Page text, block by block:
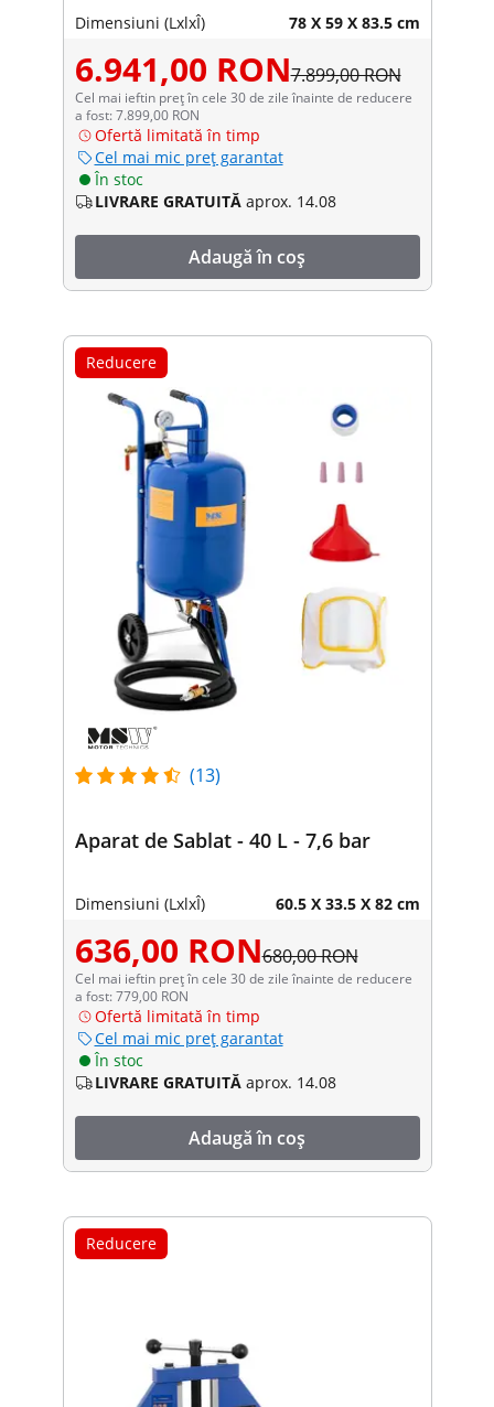
Dimensiuni (LxlxÎ) 78 X 59 X 83.5 cm
6.941,00 RON7.899,00 RON
Cel mai ieftin preț în cele 30 de zile înainte de reducere
a fost: 7.899,00 RON
Ofertă limitată în timp
Cel mai mic preț garantat
În stoc
LIVRARE GRATUITĂ aprox. 14.08
Adaugă în coș
Reducere
(13)
Aparat de Sablat - 40 L - 7,6 bar
Dimensiuni (LxlxÎ) 60.5 X 33.5 X 82 cm
636,00 RON680,00 RON
Cel mai ieftin preț în cele 30 de zile înainte de reducere
a fost: 779,00 RON
Ofertă limitată în timp
Cel mai mic preț garantat
În stoc
LIVRARE GRATUITĂ aprox. 14.08
Adaugă în coș
Reducere